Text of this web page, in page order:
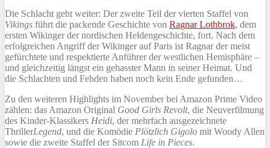
Die Schlacht geht weiter: Der zweite Teil der vierten Staffel von
Vikings führt die packende Geschichte von Ragnar Lothbrok, dem
ersten Wikinger der nordischen Heldengeschichte, fort. Nach dem
erfolgreichen Angriff der Wikinger auf Paris ist Ragnar der meist
gefürchtete und respektierte Anführer der westlichen Hemisphäre –
und gleichzeitig längst ein gehasster Mann in seiner Heimat. Und
die Schlachten und Fehden haben noch kein Ende gefunden…
Zu den weiteren Highlights im November bei Amazon Prime Video
zählen: das Amazon Original Good Girls Revolt, die Neuverfilmung
des Kinder-Klassikers Heidi, der mehrfach ausgezeichnete
ThrillerLegend, und die Komödie Plötzlich Gigolo mit Woody Allen
sowie die zweite Staffel der Sitcom Life in Pieces.